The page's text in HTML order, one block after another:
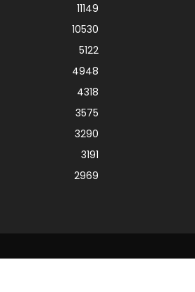
11149
10530
5122
4948
4318
3575
3290
3191
2969